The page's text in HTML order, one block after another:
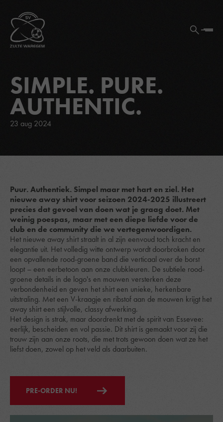
SIMPLE. PURE.
AUTHENTIC.
23 aug 2024
Puur. Authentiek. Simpel maar met hart en ziel. Het
nieuwe away shirt voor seizoen 2024-2025 illustreert
precies dat gevoel van doen wat je graag doet. Met
weinig poespas, maar met een diepe liefde voor de
club en de community die we vertegenwoordigen.
Het nieuwe away shirt straalt in al zijn eenvoud toch kracht en
elegantie uit. Het volledig witte ontwerp wordt doorbroken door
een opvallende rood-groene band die verticaal over de borst
loopt – een eerbetoon aan onze clubkleuren. De subtiele rood-
groene details in de logo's en mouwen versterken deze
verbondenheid en geven het shirt een unieke, herkenbare
uitstraling. Met een V-kraagje en ribstof aan de mouwen krijgt het
away shirt een stijlvolle, classy afwerking.
Het design is strak, maar doordrenkt met de spirit van Essevee:
eerlijk, bescheiden en vol passie. Dit shirt is gemaakt voor zij die
trouw zijn aan onze roots, die met trots gewoon doen wat ze het
liefst doen, zowel op het veld als daarbuiten.
PRE-ORDER NU!